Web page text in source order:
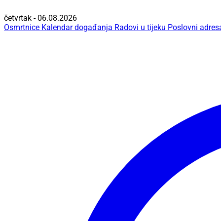
četvrtak - 06.08.2026
Osmrtnice Kalendar događanja Radovi u tijeku Poslovni